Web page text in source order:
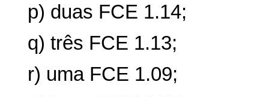
p) duas FCE 1.14;
q) três FCE 1.13;
r) uma FCE 1.09;